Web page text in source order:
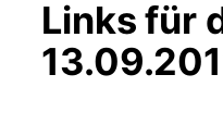
Links für